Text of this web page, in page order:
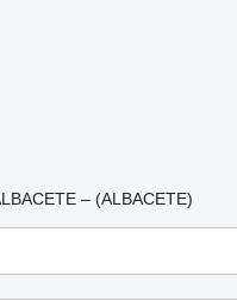
– (ALBACETE)